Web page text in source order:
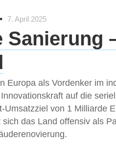
• 7. April 2025
Sanierung
Europa als Vordenker im
auf die
Umsatzziel von 1 Milliarde
das Land offensiv als